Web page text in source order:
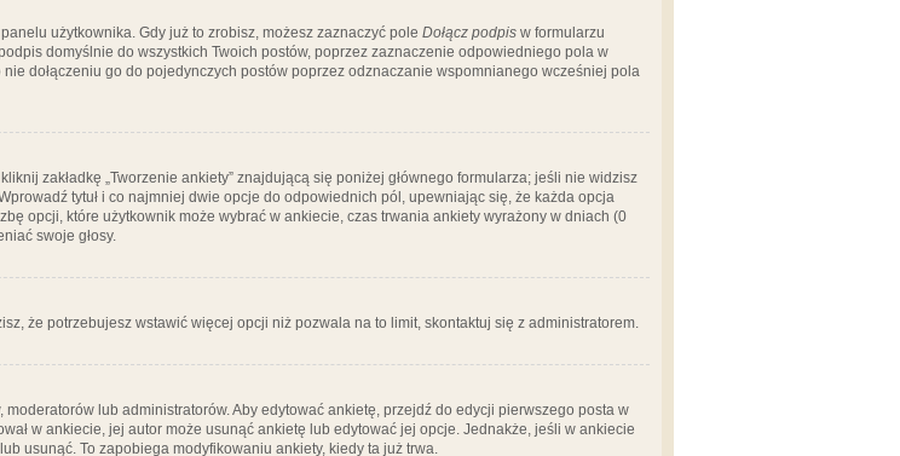
użytkownika. Gdy już to zrobisz, możesz zaznaczyć pole Dołącz podpis w formularzu
domyślnie do wszystkich Twoich postów, poprzez zaznaczenie odpowiedniego pola w
dołączeniu go do pojedynczych postów poprzez odznaczanie wspomnianego wcześniej pola
zakładkę „Tworzenie ankiety” znajdującą się poniżej głównego formularza; jeśli nie widzisz
tytuł i co najmniej dwie opcje do odpowiednich pól, upewniając się, że każda opcja
opcji, które użytkownik może wybrać w ankiecie, czas trwania ankiety wyrażony w dniach (0
swoje głosy.
że potrzebujesz wstawić więcej opcji niż pozwala na to limit, skontaktuj się z administratorem.
lub administratorów. Aby edytować ankietę, przejdź do edycji pierwszego posta w
w ankiecie, jej autor może usunąć ankietę lub edytować jej opcje. Jednakże, jeśli w ankiecie
usunąć. To zapobiega modyfikowaniu ankiety, kiedy ta już trwa.